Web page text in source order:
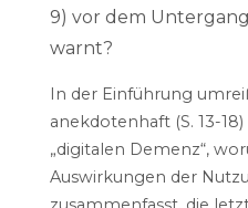
9) vor dem Untergang
warnt?
In der Einführung
anekdotenhaft (S. 13-
„digitalen Demenz“,
Auswirkungen der